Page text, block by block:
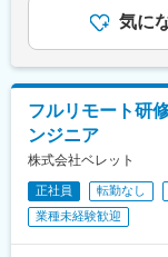
気に
フルリモート研
ンジニア
株式会社ベレット
正社員 転勤なし
業種未経験歓迎